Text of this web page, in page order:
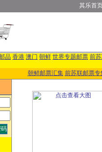
其乐首
品 香港 澳门 朝鲜 世界专题邮票 前
朝鲜邮票汇集 前苏联邮票专